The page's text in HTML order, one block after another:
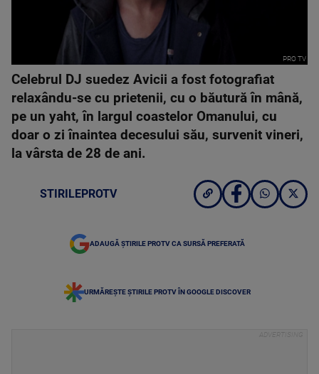
PRO TV
Celebrul DJ suedez Avicii a fost fotografiat
relaxându-se cu prietenii, cu o băutură în mână,
pe un yaht, în largul coastelor Omanului, cu
doar o zi înaintea decesului său, survenit vineri,
la vârsta de 28 de ani.
STIRILEPROTV
ADAUGĂ ȘTIRILE PROTV CA SURSĂ PREFERATĂ
URMĂREȘTE ȘTIRILE PROTV ÎN GOOGLE DISCOVER